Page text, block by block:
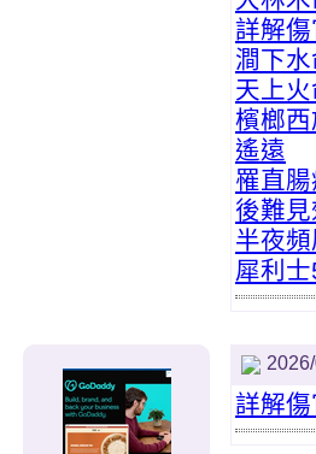
詳解
澗下
天上
檳榔
遙遠
罹直
後難見
半夜
犀利
詳解